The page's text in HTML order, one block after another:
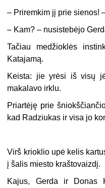
– Priremkim jį prie sienos!
– Kam? – nusistebėjo
Tačiau medžioklės
Katajamą.
Keista: jie yrėsi iš visų
makalavo irklu.
Priartėję prie
kad Radziukas ir visa jo
Virš krioklio upė kelis
į šalis miesto kraštovaizdį.
Kajus, Gerda ir Donas